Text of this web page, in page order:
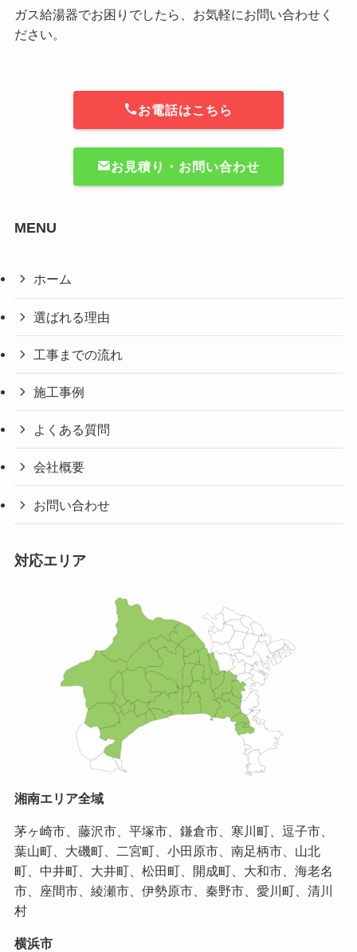
ガス給湯器でお困りでしたら、お気軽にお問い合わせく
ださい。
お電話はこちら
お見積り・お問い合わせ
MENU
ホーム
選ばれる理由
工事までの流れ
施工事例
よくある質問
会社概要
お問い合わせ
対応エリア
湘南エリア全域
茅ヶ崎市、藤沢市、平塚市、鎌倉市、寒川町、逗子市、
葉山町、大磯町、二宮町、小田原市、南足柄市、山北
町、中井町、大井町、松田町、開成町、大和市、海老名
市、座間市、綾瀬市、伊勢原市、秦野市、愛川町、清川
村
横浜市